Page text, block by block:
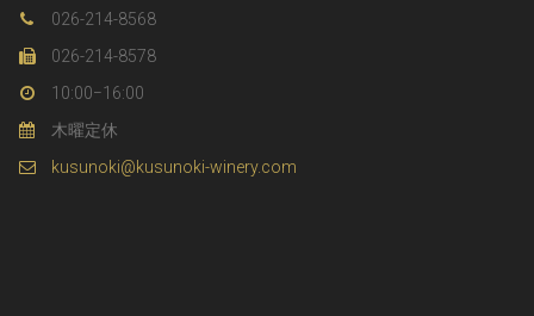
026-214-8568
026-214-8578
10:00−16:00
木曜定休
kusunoki@kusunoki-winery.com